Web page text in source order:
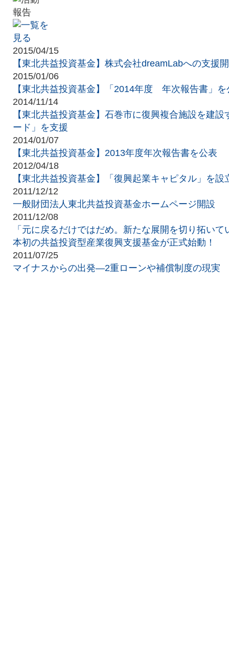
2015/04/15
【東北共益投資基金】株式会社dreamLabへの支援
2015/01/06
【東北共益投資基金】「2014年度 年次報告書」を
2014/11/14
【東北共益投資基金】石巻市に復興複合施設を建
ード」を支援
2014/01/07
【東北共益投資基金】2013年度年次報告書を公表
2012/04/18
【東北共益投資基金】「復興起業キャピタル」を設
2011/12/12
一般財団法人東北共益投資基金ホームページ開設
2011/12/08
「元に戻るだけではだめ。新たな展開を切り拓い
本初の共益投資型産業復興支援基金が正式始動！
2011/07/25
マイナスからの出発―2重ローンや補償制度の現実